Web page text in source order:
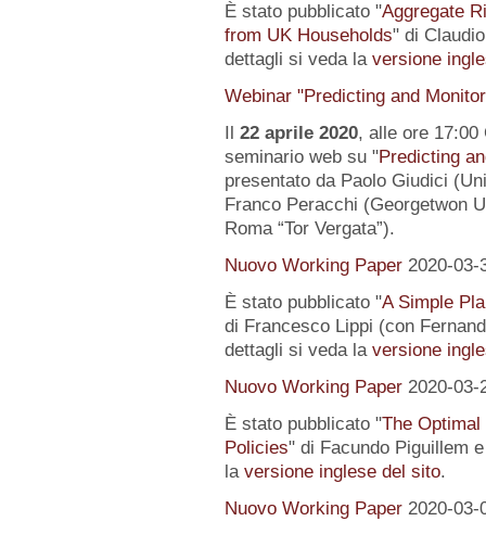
È stato pubblicato "Aggregate
from UK Households" di
dettagli si veda la versione
Webinar "Predicting and
Il 22 aprile 2020, alle ore 17:00
seminario web su "Predicting
presentato da Paolo Giudici
Franco Peracchi (Georgetwon
Roma “Tor Vergata”).
Nuovo Working Paper 2020-03-
È stato pubblicato "A Simple
di Francesco Lippi (con
dettagli si veda la versione
Nuovo Working Paper 2020-03-
È stato pubblicato "The Optimal
Policies" di Facundo Piguillem
la versione inglese del sito.
Nuovo Working Paper 2020-03-